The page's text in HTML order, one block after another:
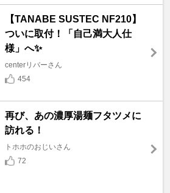
【TANABE SUSTEC NF210】
ついに取付！「自己満大人仕
様」へ✨
centerリバーさん
454
再び、あの濃厚湯麺フタツメに
訪れる！
トホホのおじいさん
72